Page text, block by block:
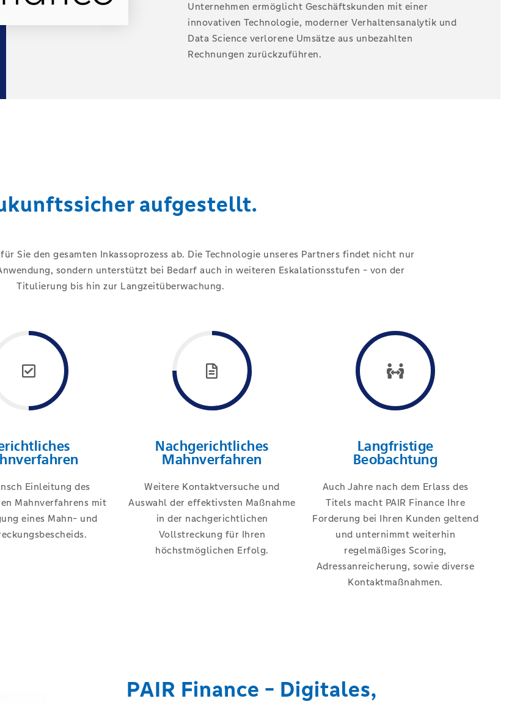
Unternehmen ermöglicht Geschäftskunden mit einer
innovativen Technologie, moderner Verhaltensanalytik und
Data Science verlorene Umsätze aus unbezahlten
Rechnungen zurückzuführen.
aufgestellt.
Sie den gesamten Inkassoprozess ab. Die Technologie unseres Partners findet nicht nur
sondern unterstützt bei Bedarf auch in weiteren Eskalationsstufen - von der
Titulierung bis hin zur Langzeitüberwachung.
Einleitung des
Mahnverfahrens mit
eines Mahn- und
Nachgerichtliches
Mahnverfahren
Weitere Kontaktversuche und
Auswahl der effektivsten Maßnahme
in der nachgerichtlichen
Vollstreckung für Ihren
höchstmöglichen Erfolg.
Langfristige
Beobachtung
Auch Jahre nach dem Erlass des
Titels macht PAIR Finance Ihre
Forderung bei Ihren Kunden geltend
und unternimmt weiterhin
regelmäßiges Scoring,
Adressanreicherung, sowie diverse
Kontaktmaßnahmen.
PAIR Finance - Digitales,